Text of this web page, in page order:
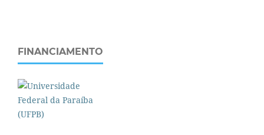
FINANCIAMENTO